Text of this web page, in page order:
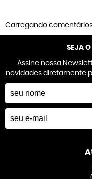
Carregando comentários
SEJA
Assine nossa
novidades diretamente